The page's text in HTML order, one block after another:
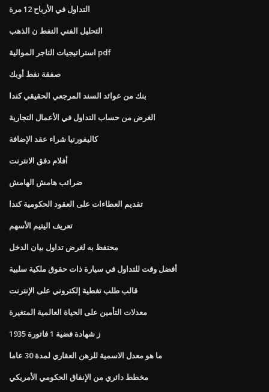
التداول في الأرباح 12 مرة
التحليل الفني النفط ن الذهب
استراتيجيات التاجر الموالية pdf
صفقة نفط أوبك
بنك من عوائد السند المرجعي الحقيقي كندا
الغرض من حساب التداول في الأعمال التجارية
كاليفورنيا شراء عقد الإضافة
أفلام دفق الانترنت
ضرائب هامش الهامش
تقديم العطاءات على العقود الحكومية كندا
تعريف اليتيم الأسهم
محتفظ به لغرض تداول بيان الدخل
أفضل وقت للتداول في سيارة ذات حقوق ملكية سلبية
قالب طلب تغطية إلكتروني على الإنترنت
معدلات التأمين على الحياة العالمية المتغيرة
1935 ز شهادة فضية 1 فاتورة
ما هو معدل الاسمية للرهن العقاري لمدة 30 عاما
مخطط دائري من الإنفاق الحكومي الأمريكي